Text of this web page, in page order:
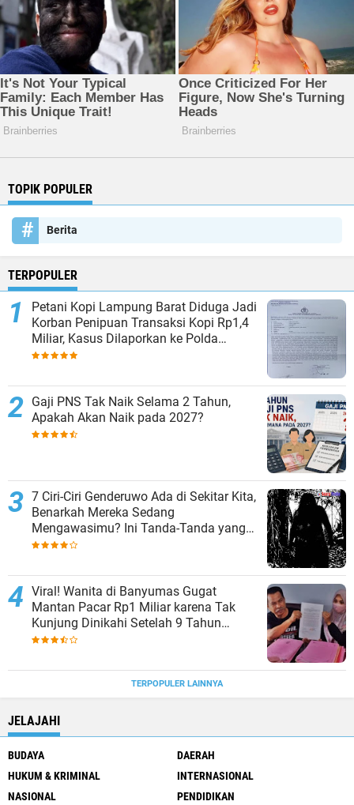
TOPIK POPULER
Berita
TERPOPULER
Petani Kopi Lampung Barat Diduga Jadi
Korban Penipuan Transaksi Kopi Rp1,4
Miliar, Kasus Dilaporkan ke Polda
Lampung
Gaji PNS Tak Naik Selama 2 Tahun,
Apakah Akan Naik pada 2027?
7 Ciri-Ciri Genderuwo Ada di Sekitar Kita,
Benarkah Mereka Sedang
Mengawasimu? Ini Tanda-Tanda yang
Sering Diabaikan
Viral! Wanita di Banyumas Gugat
Mantan Pacar Rp1 Miliar karena Tak
Kunjung Dinikahi Setelah 9 Tahun
Berpacaran
TERPOPULER LAINNYA
JELAJAHI
BUDAYA
DAERAH
HUKUM & KRIMINAL
INTERNASIONAL
NASIONAL
PENDIDIKAN